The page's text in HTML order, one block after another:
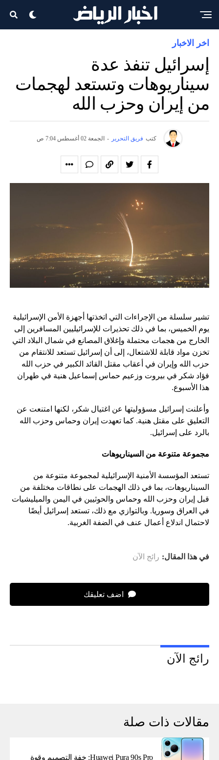
اخر الاخبار
إسرائيل تنفذ عدة
سيناريوهات وتستعد لهجمات
من إيران وحزب الله
كتب فريق التحرير - الجمعة 02 أغسطس 7:04 ص
تشير سلسلة من الإجراءات التي اتخذتها أجهزة الأمن الإسرائيلية
يوم الخميس، بما في ذلك تحذيرات للإسرائيليين المسافرين إلى
الخارج من هجمات محتملة وإغلاق المصانع في شمال البلاد التي
تخزن مواد قابلة للاشتعال، إلى أن إسرائيل تستعد للانتقام من
حزب الله وإيران في أعقاب مقتل القائد الكبير في حزب الله
فؤاد شكر في بيروت وزعيم حماس إسماعيل هنية في طهران
هذا الأسبوع.
وأعلنت إسرائيل مسؤوليتها عن اغتيال شكر، لكنها امتنعت عن
التعليق على مقتل هنية. كما تعهدت إيران وحماس وحزب الله
بالرد على إسرائيل.
مجموعة متنوعة من السيناريوهات
تستعد المؤسسة الأمنية الإسرائيلية لمجموعة متنوعة من
السيناريوهات، بما في ذلك الهجمات على نطاقات مختلفة من
قبل إيران وحزب الله وحماس والحوثيين في اليمن والميليشيات
في العراق وسوريا. وبالتوازي مع ذلك، تستعد إسرائيل أيضًا
لاحتمال اندلاع أعمال عنف في الضفة الغربية.
في هذا المقال: رائج الآن
اضف تعليقك
رائج الآن
مقالات ذات صلة
Huawei Pura 90s Pro: خفة التصميم وقوة